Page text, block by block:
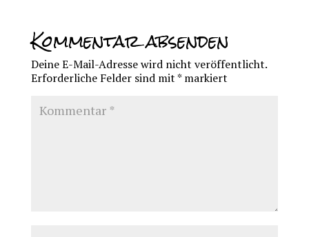
Kommentar absenden
Deine E-Mail-Adresse wird nicht veröffentlicht.
Erforderliche Felder sind mit*markiert